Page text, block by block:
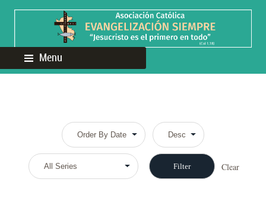
Menu
Clear